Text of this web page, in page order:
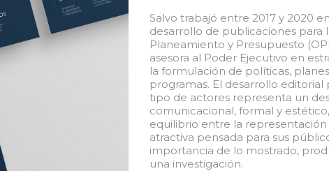
Salvo trabajó entre 2017 y 2020
desarrollo de publicaciones para
Planeamiento y Presupuesto
asesora al Poder Ejecutivo en
la formulación de políticas,
programas. El desarrollo editorial
tipo de actores representa un
comunicacional, formal y
equilibrio entre la representación
atractiva pensada para sus
importancia de lo mostrado,
una investigación.